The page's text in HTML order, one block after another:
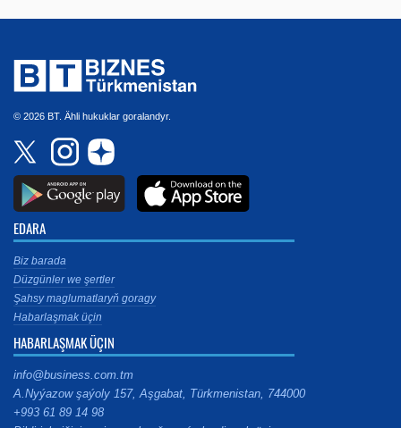
© 2026 BT. Ähli hukuklar goralandyr.
EDARA
Biz barada
Düzgünler we şertler
Şahsy maglumatlaryň goragy
Habarlaşmak üçin
HABARLAŞMAK ÜÇIN
info@business.com.tm
A.Nyýazow şaýoly 157, Aşgabat, Türkmenistan, 744000
+993 61 89 14 98